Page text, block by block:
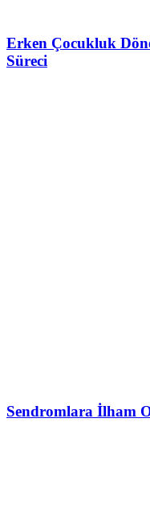
Erken Çocukluk
Süreci
Sendromlara İlham